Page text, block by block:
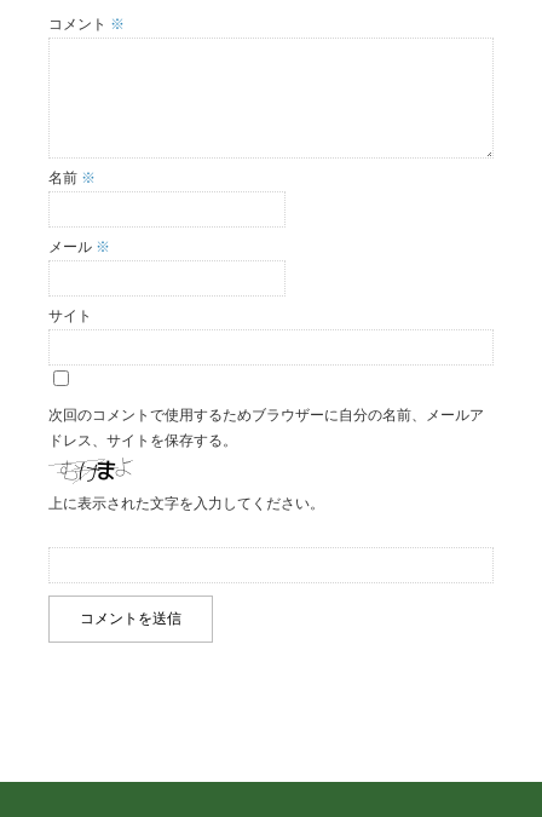
コメント ※
名前 ※
メール ※
サイト
次回のコメントで使用するためブラウザーに自分の名前、メールア
ドレス、サイトを保存する。
上に表示された文字を入力してください。